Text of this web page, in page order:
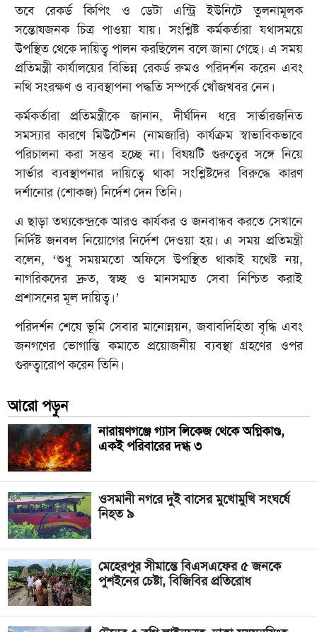
তবে রেকর্ড কিপিং ও ডেটা এন্ট্রি ইউনিটে তুলনামূলক
সন্তোষজনক চিত্র পাওয়া যায়। সংশ্লিষ্ট কর্মকর্তারা যথাসময়ে
উপস্থিত থেকে দায়িত্ব পালন করছিলেন বলে জানা গেছে। এ সময়
প্রতিমন্ত্রী কার্যালয়ের বিভিন্ন রেকর্ড রুমও পরিদর্শন করেন এবং
নথি সংরক্ষণ ও ব্যবস্থাপনা পদ্ধতি সম্পর্কে খোঁজখবর নেন।
কর্মকর্তারা প্রতিমন্ত্রীকে জানান, দীর্ঘদিন ধরে সার্ভারজনিত
সমস্যার কারণে মিউটেশন (নামজারি) কার্যক্রম স্বাভাবিকভাবে
পরিচালনা করা সম্ভব হচ্ছে না। বিষয়টি গুরুত্বের সঙ্গে নিয়ে
সার্ভার ব্যবস্থাপনার দায়িত্বে থাকা সংশ্লিষ্টদের বিরুদ্ধে কারণ
দর্শানোর (শোকজ) নির্দেশ দেন তিনি।
এ ছাড়া তথ্যকেন্দ্রকে আরও কার্যকর ও জনবান্ধব করতে সেখানে
নির্দিষ্ট জনবল নিয়োগের নির্দেশ দেওয়া হয়। এ সময় প্রতিমন্ত্রী
বলেন, ‘শুধু সময়মতো অফিসে উপস্থিত থাকাই যথেষ্ট নয়,
নাগরিকদের দ্রুত, স্বচ্ছ ও মানসম্মত সেবা নিশ্চিত করাই
প্রশাসনের মূল দায়িত্ব।’
পরিদর্শন শেষে ভূমি সেবার মানোন্নয়ন, জবাবদিহিতা বৃদ্ধি এবং
জনগণের ভোগান্তি কমাতে প্রয়োজনীয় ব্যবস্থা গ্রহণের ওপর
গুরুত্বারোপ করেন তিনি।
আরো পড়ুন
নারায়ণগঞ্জে গ্যাস লিকেজ থেকে অগ্নিকাণ্ড,
একই পরিবারের দগ্ধ ৩
ওসমানী নগরে দুই বাসের মুখোমুখি সংঘর্ষে
নিহত ৯
মেহেরপুর সীমান্তে বিএসএফের ৫ জনকে
পুশইনের চেষ্টা, বিজিবির প্রতিরোধ